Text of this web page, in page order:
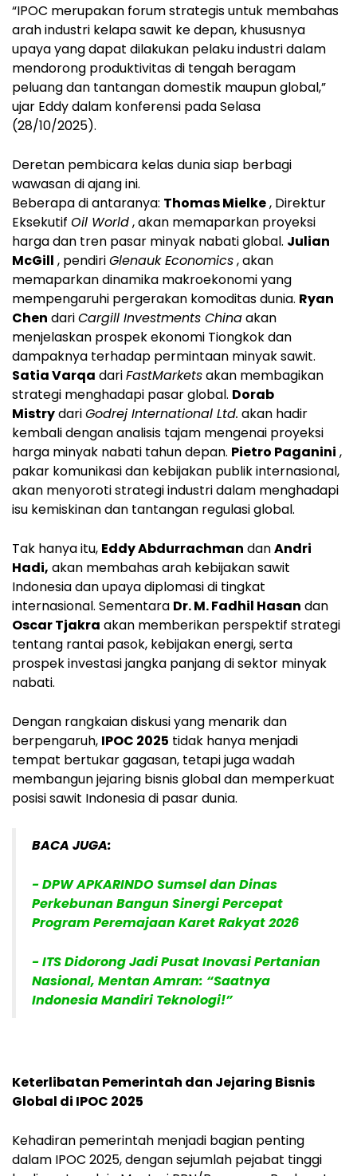
“IPOC merupakan forum strategis untuk membahas
arah industri kelapa sawit ke depan, khususnya
upaya yang dapat dilakukan pelaku industri dalam
mendorong produktivitas di tengah beragam
peluang dan tantangan domestik maupun global,”
ujar Eddy dalam konferensi pada Selasa
(28/10/2025).
Deretan pembicara kelas dunia siap berbagi
wawasan di ajang ini.
Beberapa di antaranya: Thomas Mielke, Direktur
Eksekutif Oil World, akan memaparkan proyeksi
harga dan tren pasar minyak nabati global. Julian
McGill , pendiriGlenauk Economics, akan
memaparkan dinamika makroekonomi yang
mempengaruhi pergerakan komoditas dunia. Ryan
Chen dariCargill Investments Chinaakan
menjelaskan prospek ekonomi Tiongkok dan
dampaknya terhadap permintaan minyak sawit.
Satia Varqa dariFastMarketsakan membagikan
strategi menghadapi pasar global. Dorab
MistrydariGodrej International Ltd. akan hadir
kembali dengan analisis tajam mengenai proyeksi
harga minyak nabati tahun depan. Pietro Paganini ,
pakar komunikasi dan kebijakan publik internasional,
akan menyoroti strategi industri dalam menghadapi
isu kemiskinan dan tantangan regulasi global.
Tak hanya itu, Eddy Abdurrachman danAndri
Hadi, akan membahas arah kebijakan sawit
Indonesia dan upaya diplomasi di tingkat
internasional. Sementara Dr. M. Fadhil Hasan dan
Oscar Tjakra akan memberikan perspektif strategi
tentang rantai pasok, kebijakan energi, serta
prospek investasi jangka panjang di sektor minyak
nabati.
Dengan rangkaian diskusi yang menarik dan
berpengaruh, IPOC 2025 tidak hanya menjadi
tempat bertukar gagasan, tetapi juga wadah
membangun jejaring bisnis global dan memperkuat
posisi sawit Indonesia di pasar dunia.
BACA JUGA:
- DPW APKARINDO Sumsel dan Dinas
Perkebunan Bangun Sinergi Percepat
Program Peremajaan Karet Rakyat 2026
- ITS Didorong Jadi Pusat Inovasi Pertanian
Nasional, Mentan Amran: “Saatnya
Indonesia Mandiri Teknologi!”
Keterlibatan Pemerintah dan Jejaring Bisnis
Global di IPOC 2025
Kehadiran pemerintah menjadi bagian penting
dalam IPOC 2025, dengan sejumlah pejabat tinggi